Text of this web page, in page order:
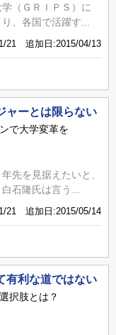
（ＧＲＩＰＳ）に
、各国で活躍す...
21 追加日:2015/04/13
ャーとは限らない
で大学変革を
先を見据えたいと、
石隆氏は言う...
21 追加日:2015/05/14
有利な道ではない
択肢とは？